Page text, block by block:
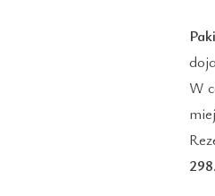
W
298.